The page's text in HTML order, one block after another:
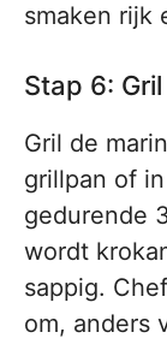
smaken rijk
Stap 6:
Gril de
grillpan of
gedurende
wordt
sappig.
om, anders